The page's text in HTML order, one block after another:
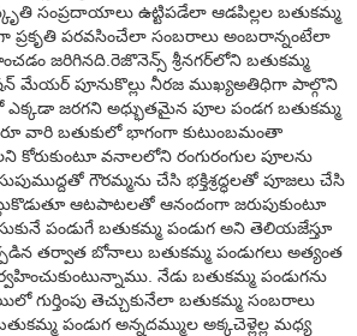
సంప్రదాయాలు ఉట్టిపడేలా ఆడపిల్లల బతుకమ్మ
ప్రకృతి పరవసించేలా సంబరాలు అంబరాన్నంటేలా
జరిగినది.రెజొనెన్స్‌ శ్రీనగర్‌లోని బతుకమ్మ
మేయర్‌ పూనుకొల్లు నీరజ ముఖ్యఅతిధిగా పాల్గొని
జరగని అధ్భుతమైన పూల పండగ బతుకమ్మ
వారి బతుకులో భాగంగా కుటుంబమంతా
వనాలలోని రంగురంగుల పూలను
గౌరమ్మను చేసి భక్తిశ్రద్ధలతో పూజలు చేసి
ఆటపాటలతో ఆనందంగా జరుపుకుంటూ
పండుగే బతుకమ్మ పండుగ అని తెలియజేస్తూ
తర్వాత బోనాలు బతుకమ్మ పండుగలు అత్యంత
నేడు బతుకమ్మ పండుగను
తెచ్చుకునేలా బతుకమ్మ సంబరాలు
పండుగ అన్నదమ్ముల అక్కచెళ్లెల్ల మధ్య